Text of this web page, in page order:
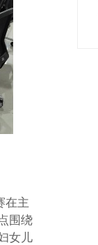
在主
围绕
女儿